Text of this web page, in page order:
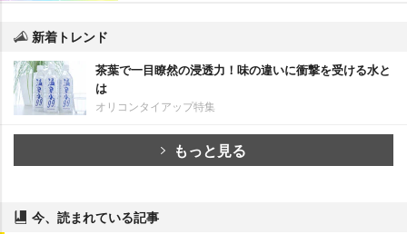
新着トレンド
茶葉で一目瞭然の浸透力！味の違いに衝撃を受ける水と
は
オリコンタイアップ特集
もっと見る
今、読まれている記事